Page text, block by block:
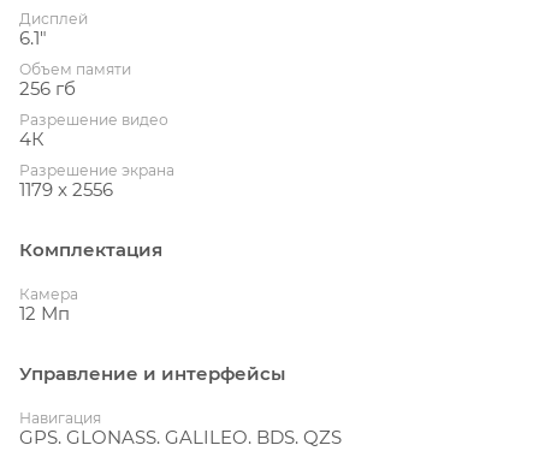
Дисплей
6.1"
Объем памяти
256 гб
Разрешение видео
4К
Разрешение экрана
1179 x 2556
Комплектация
Камера
12 Мп
Управление и интерфейсы
Навигация
GPS. GLONASS. GALILEO. BDS. QZS